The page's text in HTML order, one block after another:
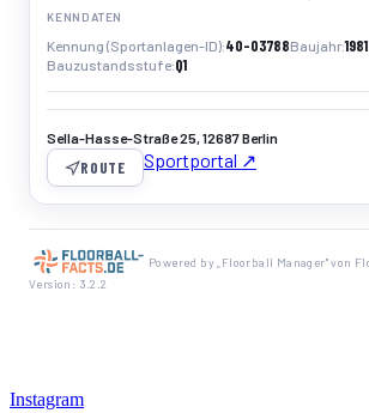
KENNDATEN
Kennung (Sportanlagen-ID) 40-03788Baujahr 1981
Bauzustandsstufe Q1
Sella-Hasse-Straße 25, 12687 Berlin
ROUTE Sportportal ↗
Powered by „Floorball Manager" von
Version: 3.2.2
Instagram